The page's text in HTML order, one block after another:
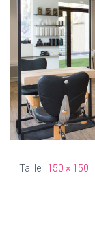
150 × 150